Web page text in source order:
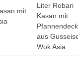
Liter Robari
Kasan mit
aus
Wok Asia